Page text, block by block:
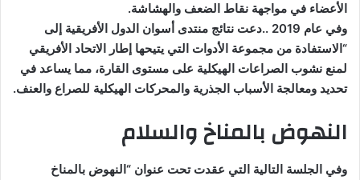
الأعضاء في مواجهة نقاط الضعف والهشاشة.
وفي عام 2019 ..دعت نتائج منتدى أسوان الدول الأفريقية إلى
“الاستفادة من مجموعة الأدوات التي يتيحها إطار الاتحاد الأفريقي
لمنع نشوب الصراعات الهيكلية على مستوى القارة، مما يساعد في
تحديد ومعالجة الأسباب الجذرية والمحركات الهيكلية للصراع والعنف.
النهوض بالمناخ والسلام
وفي الجلسة التالية التي عقدت تحت عنوان “النهوض بالمناخ